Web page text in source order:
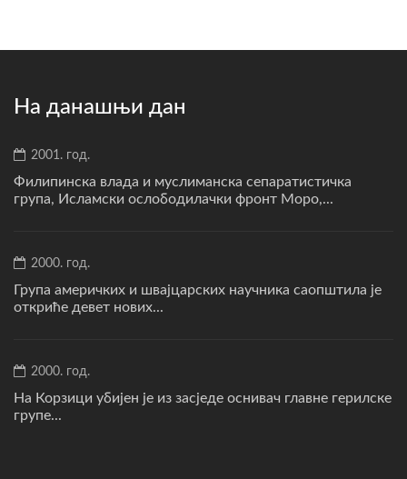
На данашњи дан
2001. год.
Филипинска влада и муслиманска сепаратистичка
група, Исламски ослободилачки фронт Моро,...
2000. год.
Група америчких и швајцарских научника саопштила је
откриће девет нових...
2000. год.
На Корзици убијен је из засједе оснивач главне герилске
групе...